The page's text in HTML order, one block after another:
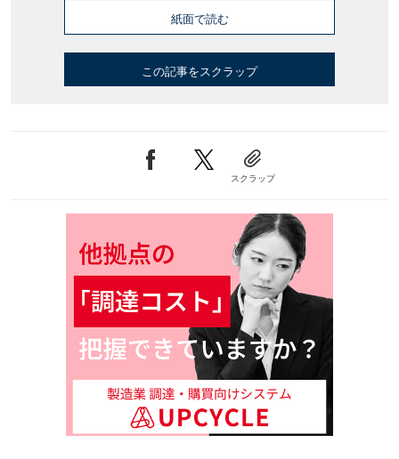
紙面で読む
この記事をスクラップ
スクラップ